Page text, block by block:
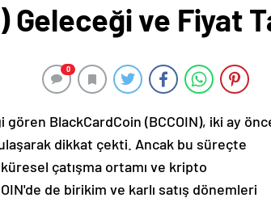
Geleceği ve Fiyat
0
BlackCardCoin (BCCOIN), iki ay
dikkat çekti. Ancak bu süreçte
çatışma ortamı ve kripto
de birikim ve karlı satış dönemleri